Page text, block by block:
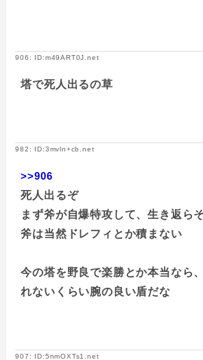
906: ID:m49ART0J.net
塔で死人出るの草
982: ID:3mvln+cb.net
>>906
死人出るぞ
まず斧が自爆特攻して、生き返ら
斧は当然ドレフィとか積まない
今の塔を野良で楽勝とか本当なら
れないくらい腕の良い盾だな
907: ID:5nmOXTs1.net